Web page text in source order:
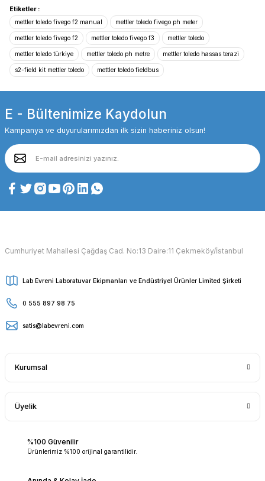
Etiketler :
mettler toledo fivego f2 manual
mettler toledo fivego ph meter
mettler toledo fivego f2 mettler toledo fivego f3 mettler toledo
mettler toledo türkiye mettler toledo ph metre mettler toledo hassas terazi
s2-field kit mettler toledo mettler toledo fieldbus
E - Bültenimize Kaydolun
Kampanya ve duyurularımızdan ilk sizin haberiniz olsun!
Cumhuriyet Mahallesi Çağdaş Cad. No:13 Daire:11 Çekmeköy/İstanbul
Lab Evreni Laboratuvar Ekipmanları ve Endüstriyel Ürünler Limited Şirketi
0 555 897 98 75
satis@labevreni.com
Kurumsal
Üyelik
%100 Güvenilir
Ürünlerimiz %100 orijinal garantilidir.